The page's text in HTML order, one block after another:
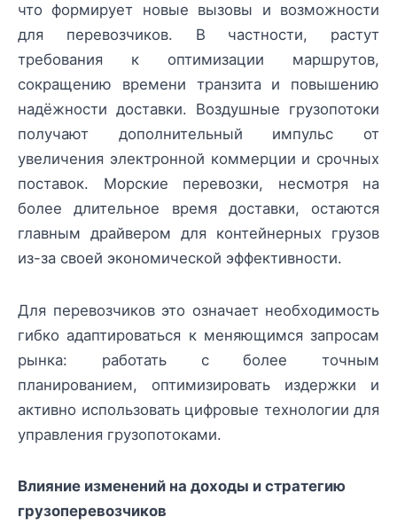
что формирует новые вызовы и возможности
для перевозчиков. В частности, растут
требования к оптимизации маршрутов,
сокращению времени транзита и повышению
надёжности доставки. Воздушные грузопотоки
получают дополнительный импульс от
увеличения электронной коммерции и срочных
поставок. Морские перевозки, несмотря на
более длительное время доставки, остаются
главным драйвером для контейнерных грузов
из-за своей экономической эффективности.
Для перевозчиков это означает необходимость
гибко адаптироваться к меняющимся запросам
рынка: работать с более точным
планированием, оптимизировать издержки и
активно использовать цифровые технологии для
управления грузопотоками.
Влияние изменений на доходы и стратегию
грузоперевозчиков